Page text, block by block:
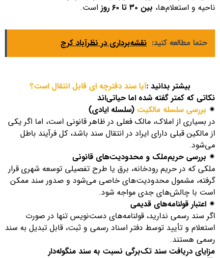
ناحیه و استعلام‌ها، بین ۳۰ تا ۶۰ روز است.
حتما مطالعه کنید: نقشه‌برداری در نظرآباد کرج
بیشتر بدانید :آیا سند دفترچه ای قابل انتقال است؟
نکاتی که کمتر گفته شده اما حیاتی‌اند
✴ بررسی سلسله مالکیت (سلسله ایادی)
در بسیاری از املاک، مالک فعلی در ظاهر قانونی است، اما اگر یکی
از مالکین قبلی دارای ایراد در انتقال سند باشد، کل فرآیند باطل
می‌شود.
✴ بررسی حریم‌ملک و محدودیت‌های قانونی
ملکی که در حریم رودخانه، برق یا طرح تفصیلی توسعه شهری قرار
گرفته، مشمول محدودیت‌های خاصی می‌شود و صدور سند ممکن
است با چالش‌های جدی مواجه شود.
✴ اعتبار قولنامه‌های قدیمی
اگر سند رسمی ندارید، قولنامه‌های دست‌نویس تنها در صورت
استعلام و تأیید توسط دفتر اسناد رسمی و ثبت، قابل تبدیل به سند
رسمی هستند.
مزایای دریافت سند تک‌برگی نسبت به سند منگوله‌دار